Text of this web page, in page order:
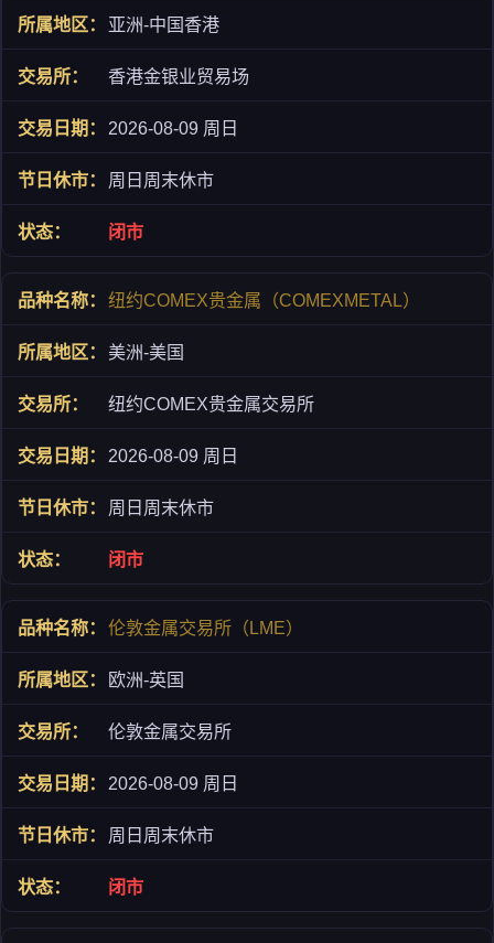
亚洲-中国香港
香港金银业贸易场
2026-08-09 周日
周日周末休市
闭市
纽约COMEX贵金属（COMEXMETAL）
美洲-美国
纽约COMEX贵金属交易所
2026-08-09 周日
周日周末休市
闭市
伦敦金属交易所（LME）
欧洲-英国
伦敦金属交易所
2026-08-09 周日
周日周末休市
闭市